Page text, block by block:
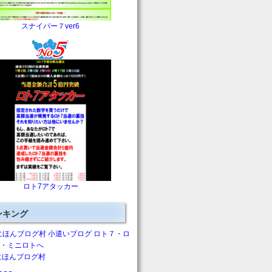
スナイパー７ver6
ロト7アタッカー
キング
ほんブログ村